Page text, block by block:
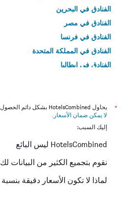
الفنادق في البحرين
الفنادق في مصر
الفنادق في فرنسا
الفنادق في المملكة المتحدة
الفنادق في إيطاليا
*
يحاول HotelsCombined بشكل دائم الحصول على الأسعار الدقيقة، ولكن
لا يمكن ضمان الأسعار .
إليك السبب:
HotelsCombined ليس البائع
نقوم بتجميع الكثير من البيانات لك
لماذا لا تكون الأسعار دقيقة بنسبة 100٪؟